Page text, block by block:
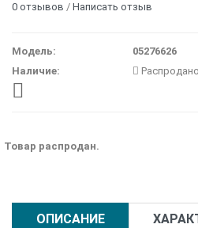
0 отзывов / Написать отзыв
Модель:
05276626
Наличие:
Распродано
Товар распродан.
ОПИСАНИЕ